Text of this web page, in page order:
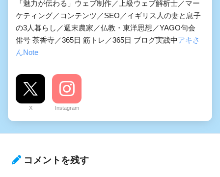
「魅力が伝わる」ウェブ制作／上級ウェブ解析士／マー
ケティング／コンテンツ／SEO／イギリス人の妻と息子
の3人暮らし／週末農家／仏教・東洋思想／YAGO句会
俳号 茶香寺／365日 筋トレ／365日 ブログ実践中アキさ
んNote
X Instagram
コメントを残す